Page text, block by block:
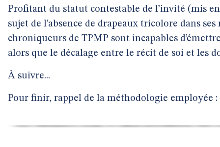
Profitant du statut contestable de l’invité (mis
sujet de l’absence de drapeaux tricolore dans
chroniqueurs de TPMP sont incapables
alors que le décalage entre le récit de soi et les
À suivre...
Pour finir, rappel de la méthodologie employée :